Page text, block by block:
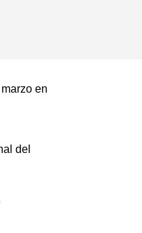
en
del